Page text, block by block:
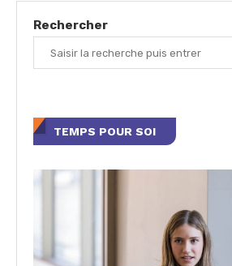
Rechercher
TEMPS POUR SOI